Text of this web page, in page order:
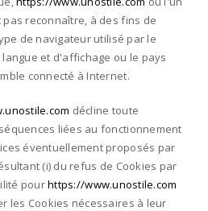
reconnaître, à des fins de
de navigateur utilisé par le
et d'affichage ou le pays
connecté à Internet.
décline toute
liées au fonctionnement
éventuellement proposés par
(i) du refus de Cookies par
pourhttps://www.unostile.com
les Cookies nécessaires à leur